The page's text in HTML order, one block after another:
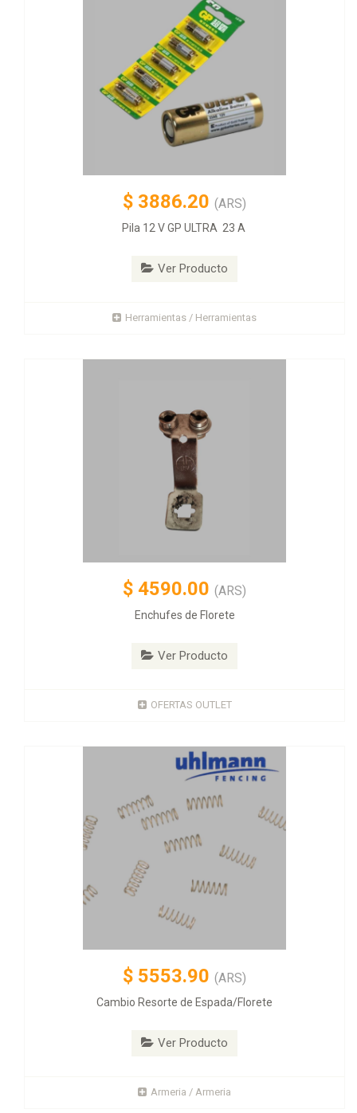
$ 3886.20 (ARS)
Pila 12 V GP ULTRA 23 A
Ver Producto
Herramientas / Herramientas
$ 4590.00 (ARS)
Enchufes de Florete
Ver Producto
OFERTAS OUTLET
$ 5553.90 (ARS)
Cambio Resorte de Espada/Florete
Ver Producto
Armeria / Armeria